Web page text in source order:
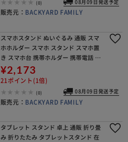
(0) 08月09日発送予定
販売元： BACKYARD FAMILY
スマホスタンド ぬいぐるみ 通販 スマ
ホホルダー スマホ スタンド スマホ置
き スマホ台 携帯ホルダー 携帯電話 ス
マートフォン 縦置き 横置き タテ ヨコ
ネコ 猫 くつろぎねこ 文具 事務用品 イ
¥2,173
21ポイント(1倍)
(0) 08月09日発送予定
販売元： BACKYARD FAMILY
タブレット スタンド 卓上 通販 折り畳
み 折りたたみ タブレットスタンド 在